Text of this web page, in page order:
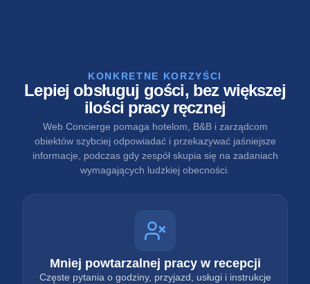
KONKRETNE KORZYŚCI
Lepiej obsługuj gości, bez większej
ilości pracy ręcznej
Web Concierge pomaga hotelom, B&B i zarządcom
obiektów szybciej odpowiadać i przekazywać jaśniejsze
informacje, podczas gdy zespół skupia się na zadaniach
wymagających ludzkiej obecności.
Mniej powtarzalnej pracy w recepcji
Częste pytania o godziny, przyjazd, usługi i instrukcje